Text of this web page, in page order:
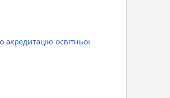
акредитацію освітньої